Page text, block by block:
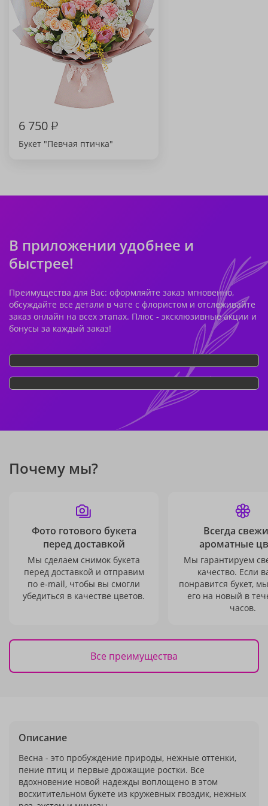
6 750₽
Букет "Певчая птичка"
В приложении удобнее и
быстрее!
Преимущества для Вас: оформляйте заказ мгновенно,
обсуждайте все детали в чате с флористом и отслеживайте
заказ онлайн на всех этапах. Плюс - эксклюзивные акции и
бонусы за каждый заказ!
Почему мы?
Фото готового букета
перед доставкой
Мы сделаем снимок букета
перед доставкой и отправим
по e-mail, чтобы вы смогли
убедиться в качестве цветов.
Всегда
ароматные
Мы гарантируем
качество. Если
понравится букет,
его на новый в
часов.
Все преимущества
Описание
Весна - это пробуждение природы, нежные оттенки,
пение птиц и первые дрожащие ростки. Все
вдохновение новой надежды воплощено в этом
восхитительном букете из кружевных гвоздик, нежных